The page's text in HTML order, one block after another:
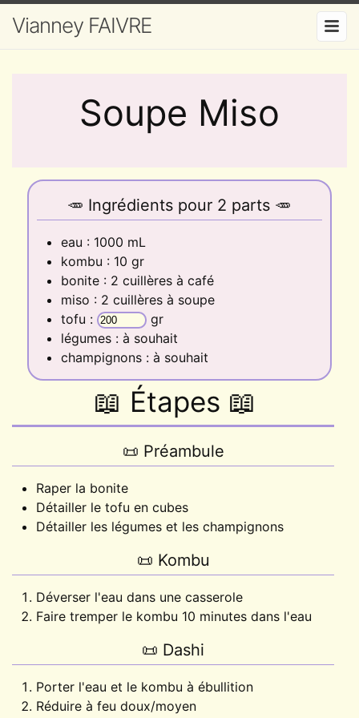
Vianney FAIVRE
Soupe Miso
📖 Étapes 📖
📜 Préambule
Raper la bonite
Détailler le tofu en cubes
Détailler les légumes et les champignons
📜 Kombu
Déverser l'eau dans une casserole
Faire tremper le kombu 10 minutes dans l'eau
📜 Dashi
Porter l'eau et le kombu à ébullition
Réduire à feu doux/moyen
🥕 Ingrédients pour 2 parts 🥕
eau : 1000 mL
kombu : 10 gr
bonite : 2 cuillères à café
miso : 2 cuillères à soupe
tofu :
gr
légumes :à souhait
champignons :à souhait